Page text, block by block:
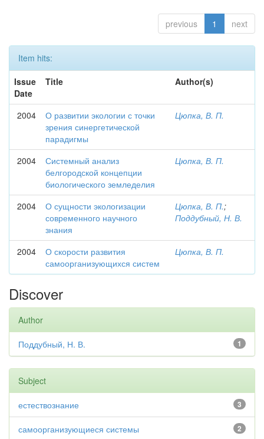
previous 1 next
Item hits:
Issue
Date
Title Author(s)
2004
О развитии экологии с точки
зрения синергетической
парадигмы
Цюпка, В. П.
2004
Системный анализ
белгородской концепции
биологического земледелия
Цюпка, В. П.
2004
О сущности экологизации
современного научного
знания
Цюпка, В. П.;
Поддубный, Н. В.
2004
О скорости развития
самоорганизующихся систем
Цюпка, В. П.
Discover
Author
1
Поддубный, Н. В.
Subject
3
естествознание
2
самоорганизующиеся системы